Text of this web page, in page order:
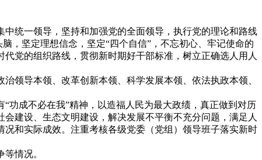
统一领导，坚持和加强党的全面领导，执行党的理论和路线
，坚定理想信念，坚定“四个自信”，不忘初心、牢记使命的
党的组织路线，贯彻新时期好干部标准，树立正确选人用人
导本领、改革创新本领、科学发展本领、依法执政本领、
成不必在我”精神，以造福人民为最大政绩，真正做到对历
建设、生态文明建设，解决发展不平衡不充分问题，满足人
和实际成效。注重考核各级党委（党组）领导班子落实新时
情况。